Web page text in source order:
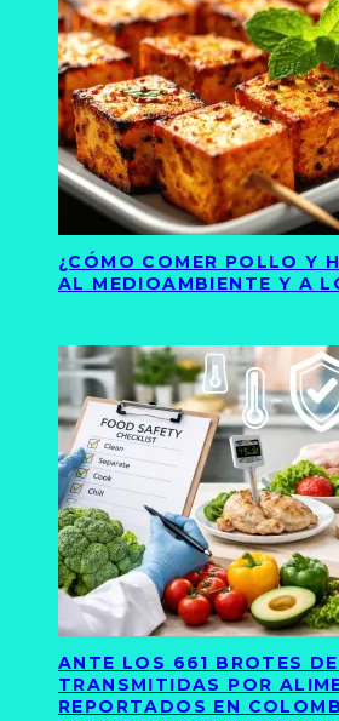
¿CÓMO COMER POLLO Y
AL MEDIOAMBIENTE Y A
ANTE LOS 661 BROTES
TRANSMITIDAS POR
REPORTADOS EN